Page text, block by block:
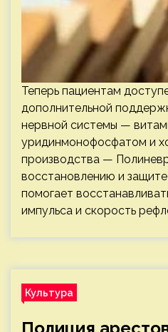
Теперь пациентам
дополнительной
нервной системы —
уридинмонофосфатом и
производства —
восстановлению и
помогает
импульса и скорость
Культура